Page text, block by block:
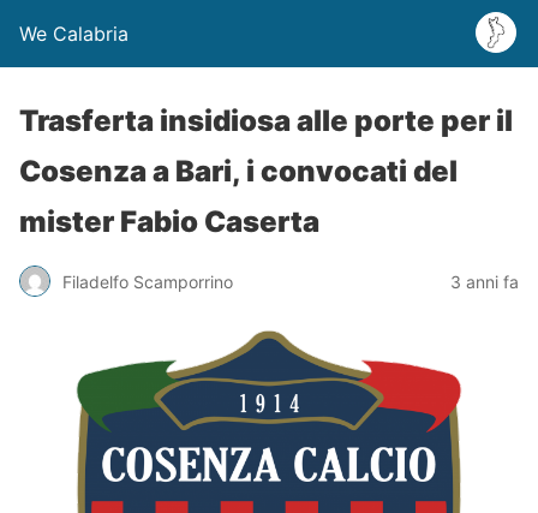
We Calabria
Trasferta insidiosa alle porte per il
Cosenza a Bari, i convocati del
mister Fabio Caserta
Filadelfo Scamporrino 3 anni fa